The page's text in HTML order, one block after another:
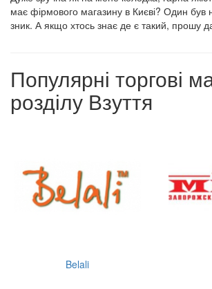
має фірмового магазину в Києві? Один був
зник. А якщо хтось знає де є такий, прошу
Популярні торгові
розділу Взуття
Belali